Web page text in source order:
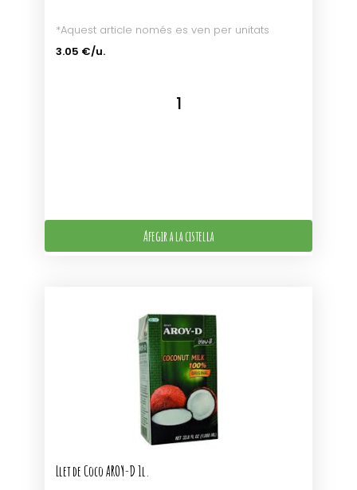
*Aquest article només es ven per unitats
3.05 €/u.
Afegir a la cistella
Llet de Coco AROY-D 1l.